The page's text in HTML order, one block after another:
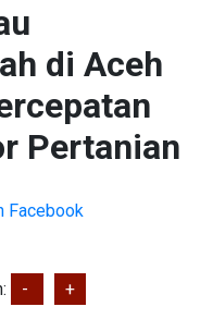
di Aceh
Pertanian
- +